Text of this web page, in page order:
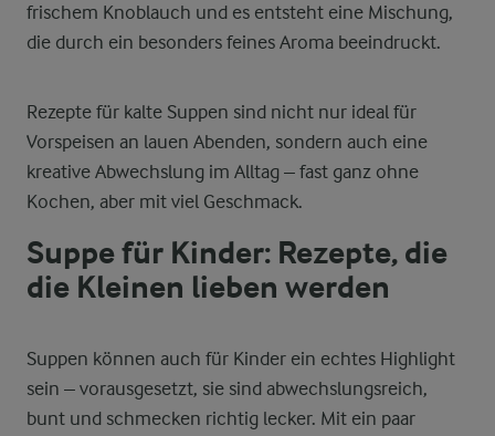
frischem Knoblauch und es entsteht eine Mischung,
die durch ein besonders feines Aroma beeindruckt.
Rezepte für kalte Suppen sind nicht nur ideal für
Vorspeisen an lauen Abenden, sondern auch eine
kreative Abwechslung im Alltag – fast ganz ohne
Kochen, aber mit viel Geschmack.
Suppe für Kinder: Rezepte, die
die Kleinen lieben werden
Suppen können auch für Kinder ein echtes Highlight
sein – vorausgesetzt, sie sind abwechslungsreich,
bunt und schmecken richtig lecker. Mit ein paar